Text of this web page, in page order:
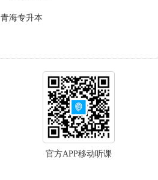
青海专升本
官方APP移动听课